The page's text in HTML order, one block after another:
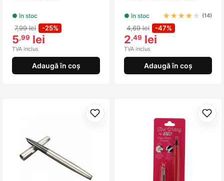
● în stoc
7,99 lei -25%
5,99 lei
TVA inclus
Adaugă în coș
● în stoc ★★★★ ★ (14)
4,69 lei -47%
2,49 lei
TVA inclus
Adaugă în coș
Adaugă la favorite